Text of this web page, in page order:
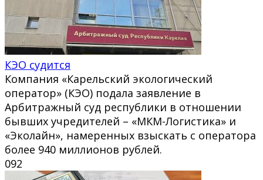
КЭО судится
Компания «Карельский экологический
оператор» (КЭО) подала заявление в
Арбитражный суд республики в отношении
бывших учредителей – «МКМ-Логистика» и
«Эколайн», намеренных взыскать с оператора
более 940 миллионов рублей.
092